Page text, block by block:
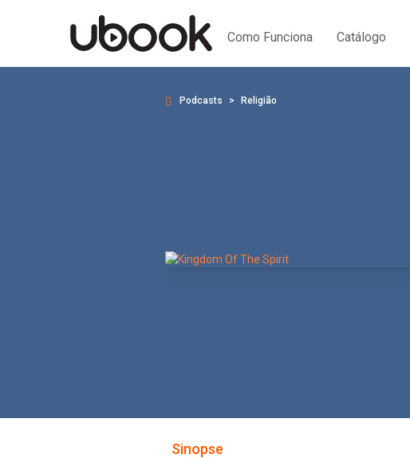
Como Funciona Catálogo
Podcasts Religião
Sinopse